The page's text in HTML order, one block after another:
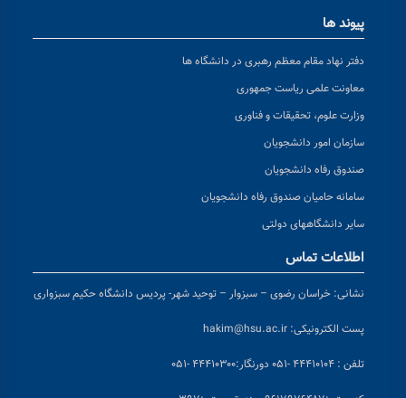
پیوند ها
دفتر نهاد مقام معظم رهبری در دانشگاه ها
معاونت علمی ریاست جمهوری
وزارت علوم، تحقیقات و فناوری
سازمان امور دانشجویان
صندوق رفاه دانشجویان
سامانه حامیان صندوق رفاه دانشجویان
سایر دانشگاههای دولتی
اطلاعات تماس
نشانی: خراسان رضوی – سبزوار – توحید شهر- پردیس دانشگاه حکیم سبزواری
پست الکترونیکی: hakim@hsu.ac.ir
تلفن : ۴۴۴۱۰۱۰۴ -۰۵۱ دورنگار:۴۴۴۱۰۳۰۰ -۰۵۱